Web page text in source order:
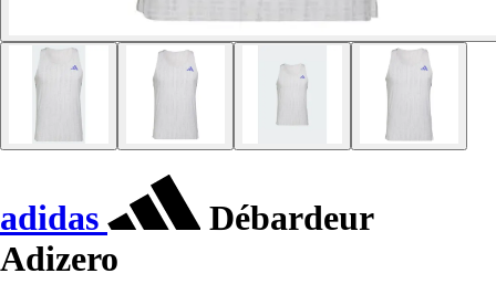
adidas
Débardeur
Adizero